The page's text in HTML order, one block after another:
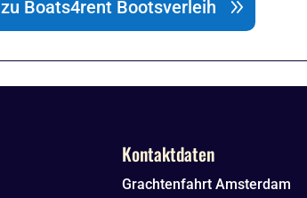
zu Boats4rent Bootsverleih
Kontaktdaten
Grachtenfahrt Amsterdam